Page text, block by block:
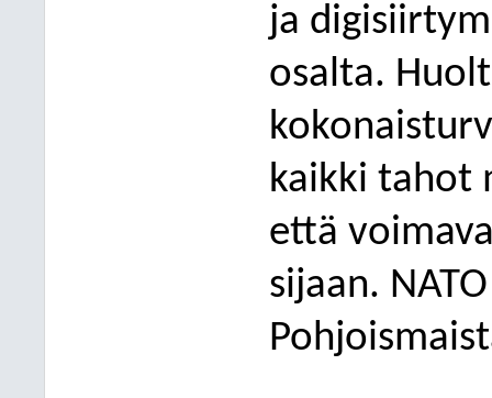
ja
osalta.
kaikki tahot
että
sijaan.